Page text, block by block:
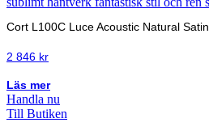
Cort L100C Luce Acoustic Natural Satin
2 846 kr
Läs mer
Handla nu
Till Butiken